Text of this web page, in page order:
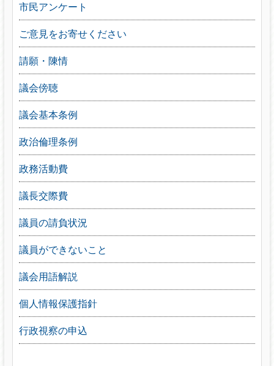
市民アンケート
ご意見をお寄せください
請願・陳情
議会傍聴
議会基本条例
政治倫理条例
政務活動費
議長交際費
議員の請負状況
議員ができないこと
議会用語解説
個人情報保護指針
行政視察の申込